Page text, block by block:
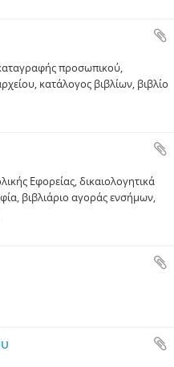
προσωπικού,
κατάλογος βιβλίων, βιβλίο
Εφορείας, δικαιολογητικά
βιβλιάριο αγοράς ενσήμων,